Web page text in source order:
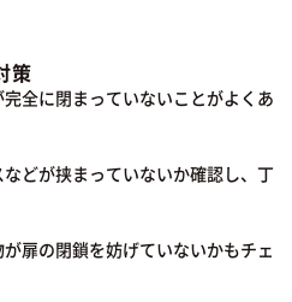
策
全に閉まっていないことがよくあ
どが挟まっていないか確認し、丁
扉の閉鎖を妨げていないかもチェ